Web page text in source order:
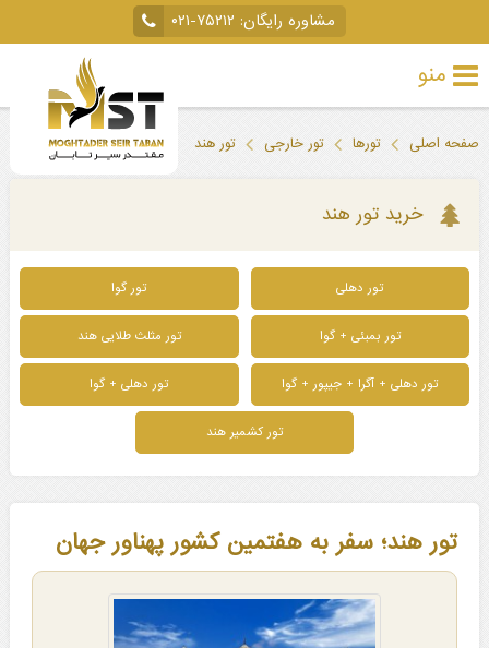
مشاوره رایگان: ۰۲۱-۷۵۲۱۲
منو
تور
آخری
جاذبه‌های
صفحه اصلی تورها تور خارجی تور هند
خرید تور هند
تور دهلی تور گوا
تور بمبئی + گوا تور مثلث طلایی هند
تور دهلی + آگرا + جیپور + گوا تور دهلی + گوا
تور کشمیر هند
تور هند؛‌ سفر به هفتمین کشور پهناور جهان